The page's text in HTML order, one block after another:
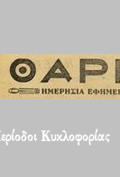
Κυκλοφορίας